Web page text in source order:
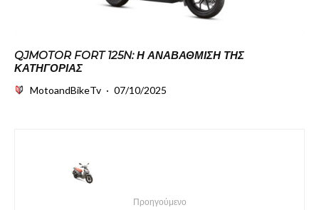
QJMOTOR FORT 125N: Η ΑΝΑΒΆΘΜΙΣΗ ΤΗΣ
ΚΑΤΗΓΟΡΊΑΣ
MotoandBikeTv · 07/10/2025
Προηγούμενο